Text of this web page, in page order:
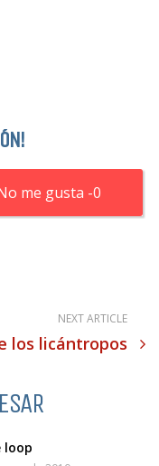
0
NEXT ARTICLE
los licántropos
loop